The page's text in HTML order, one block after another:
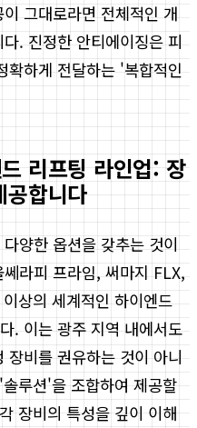
그대로라면 전체적인 개
. 진정한 안티에이징은 피
확하게 전달하는 '복합적인
리프팅 라인업: 장
공합니다
양한 옵션을 갖추는 것이
라피 프라임, 써마지 FLX,
상의 세계적인 하이엔드
. 이는 광주 지역 내에서도
장비를 권유하는 것이 아니
루션'을 조합하여 제공할
장비의 특성을 깊이 이해